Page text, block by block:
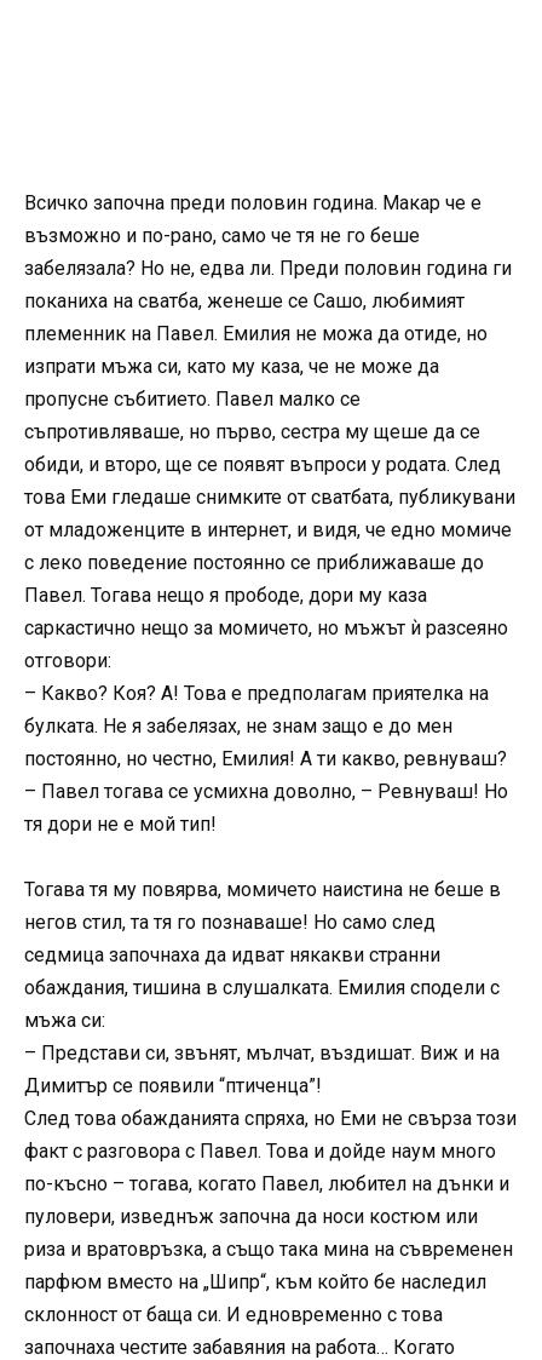
Всичко започна преди половин година. Макар че е
възможно и по-рано, само че тя не го беше
забелязала? Но не, едва ли. Преди половин година ги
поканиха на сватба, женеше се Сашо, любимият
племенник на Павел. Емилия не можа да отиде, но
изпрати мъжа си, като му каза, че не може да
пропусне събитието. Павел малко се
съпротивляваше, но първо, сестра му щеше да се
обиди, и второ, ще се появят въпроси у родата. След
това Еми гледаше снимките от сватбата, публикувани
от младоженците в интернет, и видя, че едно момиче
с леко поведение постоянно се приближаваше до
Павел. Тогава нещо я прободе, дори му каза
саркастично нещо за момичето, но мъжът ѝ разсеяно
отговори:
– Какво? Коя? А! Това е предполагам приятелка на
булката. Не я забелязах, не знам защо е до мен
постоянно, но честно, Емилия! А ти какво, ревнуваш?
– Павел тогава се усмихна доволно, – Ревнуваш! Но
тя дори не е мой тип!
Тогава тя му повярва, момичето наистина не беше в
негов стил, та тя го познаваше! Но само след
седмица започнаха да идват някакви странни
обаждания, тишина в слушалката. Емилия сподели с
мъжа си:
– Представи си, звънят, мълчат, въздишат. Виж и на
Димитър се появили “птиченца”!
След това обажданията спряха, но Еми не свърза този
факт с разговора с Павел. Това и дойде наум много
по-късно – тогава, когато Павел, любител на дънки и
пуловери, изведнъж започна да носи костюм или
риза и вратовръзка, а също така мина на съвременен
парфюм вместо на „Шипр“, към който бе наследил
склонност от баща си. И едновременно с това
започнаха честите забавяния на работа… Когато